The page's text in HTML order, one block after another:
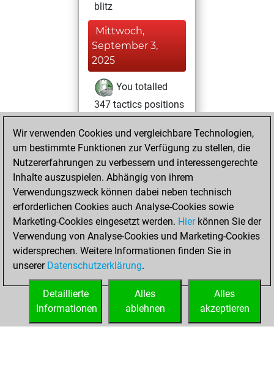
blitz
Mittwoch,
September 3,
2025
You totalled
347 tactics positions
Tactics
solved 290 tactics
positions
an Elo of 2389 in
tactics positions
Dienstag,
Oktober 8, 2024
You created
your Studies account
Studies
Wir verwenden Cookies und vergleichbare Technologien,
um bestimmte Funktionen zur Verfügung zu stellen, die
Nutzererfahrungen zu verbessern und interessengerechte
Inhalte auszuspielen. Abhängig von ihrem
Verwendungszweck können dabei neben technisch
erforderlichen Cookies auch Analyse-Cookies sowie
Marketing-Cookies eingesetzt werden. Hierkönnen Sie der
Verwendung von Analyse-Cookies und Marketing-Cookies
widersprechen. Weitere Informationen finden Sie in
unserer Datenschutzerklärung.
Alles
akzeptieren
Alles
ablehnen
Detaillierte
Informationen